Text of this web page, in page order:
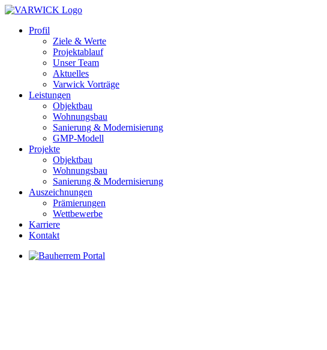
Profil
Ziele & Werte
Projektablauf
Unser Team
Aktuelles
Varwick Vorträge
Leistungen
Objektbau
Wohnungsbau
Sanierung & Modernisierung
GMP-Modell
Projekte
Objektbau
Wohnungsbau
Sanierung & Modernisierung
Auszeichnungen
Prämierungen
Wettbewerbe
Karriere
Kontakt